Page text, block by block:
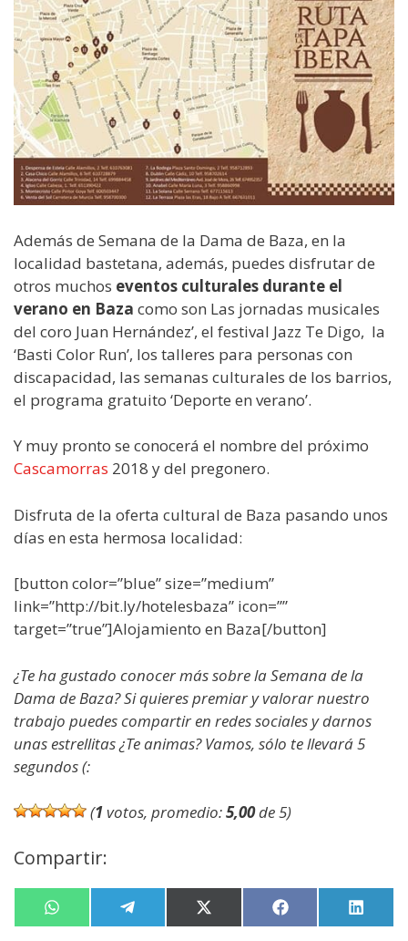
Además de Semana de la Dama de Baza, en la
localidad bastetana, además, puedes disfrutar de
otros muchos eventos culturales durante el
verano en Baza como son Las jornadas musicales
del coro Juan Hernández’, el festival Jazz Te Digo, la
‘Basti Color Run’, los talleres para personas con
discapacidad, las semanas culturales de los barrios,
el programa gratuito ‘Deporte en verano’.
Y muy pronto se conocerá el nombre del próximo
Cascamorras 2018 y del pregonero.
Disfruta de la oferta cultural de Baza pasando unos
días en esta hermosa localidad:
[button color=”blue” size=”medium”
link=”http://bit.ly/hotelesbaza” icon=””
target=”true”]Alojamiento en Baza[/button]
¿Te ha gustado conocer más sobre la Semana de la
Dama de Baza? Si quieres premiar y valorar nuestro
trabajo puedes compartir en redes sociales y darnos
unas estrellitas ¿Te animas? Vamos, sólo te llevará 5
segundos (:
(1votos, promedio:5,00de 5)
Compartir:
Compartir
en
W
h
Compartir
en
e
Compartir
en
X
(
Compartir
en
F
a en
L
i